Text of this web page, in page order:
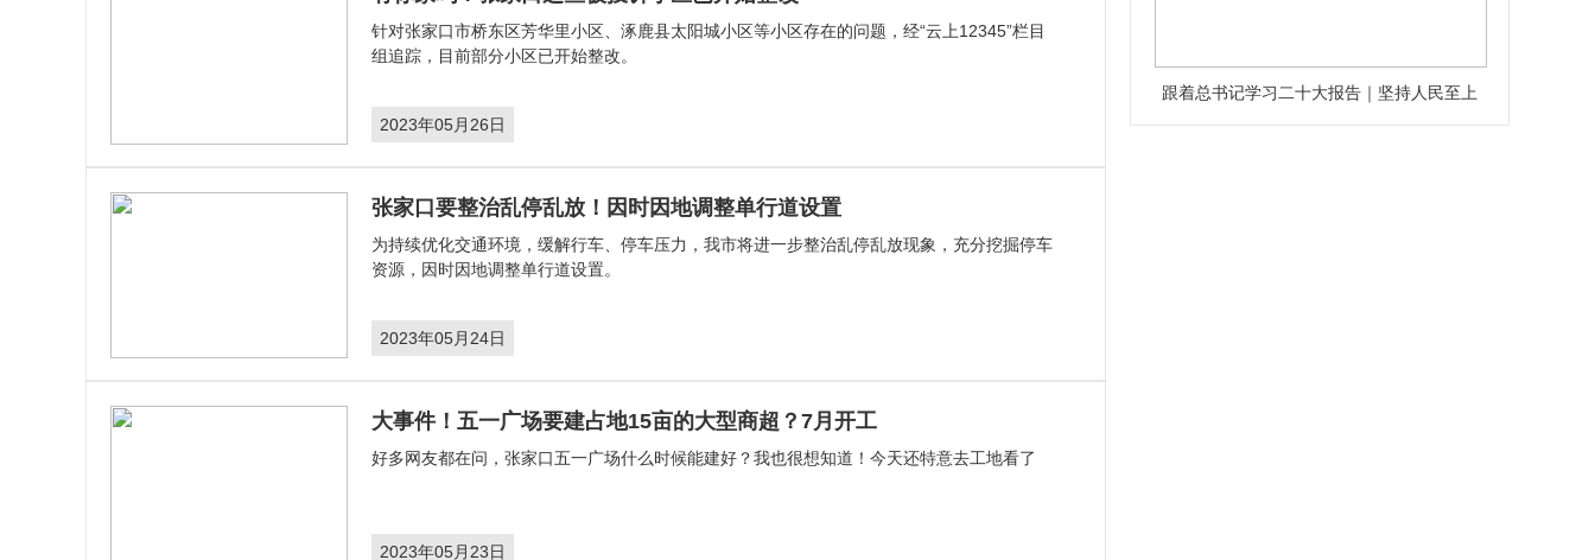
针对张家口市桥东区芳华里小区、涿鹿县太阳城小区等小区存在的问题，经“云上12345”栏目
组追踪，目前部分小区已开始整改。
2023年05月26日
张家口要整治乱停乱放！因时因地调整单行道设置
为持续优化交通环境，缓解行车、停车压力，我市将进一步整治乱停乱放现象，充分挖掘停车
资源，因时因地调整单行道设置。
2023年05月24日
大事件！五一广场要建占地15亩的大型商超？7月开工
​好多网友都在问，张家口五一广场什么时候能建好？我也很想知道！今天还特意去工地看了
2023年05月23日
跟着总书记学习二十大报告｜坚持人民至上